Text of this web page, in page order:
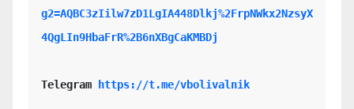
g2=AQBC3zIilw7zD1LgIA448Dlkj%2FrpNWkx2NzsyX
4QgLIn9HbaFrR%2B6nXBgCaKMBDj
Telegram https://t.me/vbolivalnik